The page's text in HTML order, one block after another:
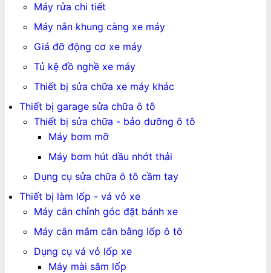
Máy rửa chi tiết
Máy nắn khung càng xe máy
Giá đỡ động cơ xe máy
Tủ kệ đồ nghề xe máy
Thiết bị sửa chữa xe máy khác
Thiết bị garage sửa chữa ô tô
Thiết bị sửa chữa - bảo dưỡng ô tô
Máy bơm mỡ
Máy bơm hút dầu nhớt thải
Dụng cụ sửa chữa ô tô cầm tay
Thiết bị làm lốp - vá vỏ xe
Máy cân chỉnh góc đặt bánh xe
Máy cân mâm cân bằng lốp ô tô
Dụng cụ vá vỏ lốp xe
Máy mài săm lốp